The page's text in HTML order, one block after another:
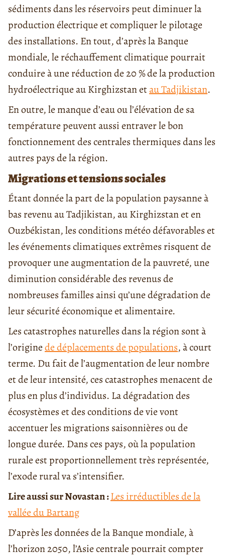
sédiments dans les réservoirs peut diminuer la
production électrique et compliquer le pilotage
des installations. En tout, d’après la Banque
mondiale, le réchauffement climatique pourrait
conduire à une réduction de 20 % de la production
hydroélectrique au Kirghizstan etau Tadjikistan.
En outre, le manque d’eau ou l’élévation de sa
température peuvent aussi entraver le bon
fonctionnement des centrales thermiques dans les
autres pays de la région.
Migrations et tensions sociales
Étant donnée la part de la population paysanne à
bas revenu au Tadjikistan, au Kirghizstan et en
Ouzbékistan, les conditions météo défavorables et
les événements climatiques extrêmes risquent de
provoquer une augmentation de la pauvreté, une
diminution considérable des revenus de
nombreuses familles ainsi qu’une dégradation de
leur sécurité économique et alimentaire.
Les catastrophes naturelles dans la région sont à
l’originede déplacements de populations, à court
terme. Du fait de l’augmentation de leur nombre
et de leur intensité, ces catastrophes menacent de
plus en plus d’individus. La dégradation des
écosystèmes et des conditions de vie vont
accentuer les migrations saisonnières ou de
longue durée. Dans ces pays, où la population
rurale est proportionnellement très représentée,
l’exode rural va s’intensifier.
Lire aussi sur Novastan :Les irréductibles de la
vallée du Bartang
D’après les données de la Banque mondiale, à
l’horizon 2050, l’Asie centrale pourrait compter